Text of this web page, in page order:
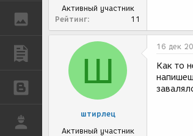
ГАЛЕРЕЯ
ПУБЛИКАЦИИ
БЛОГИ
я
Активный участник
Рейтинг
11
Ш
штирлец
Активный участник
16 дек
Как то